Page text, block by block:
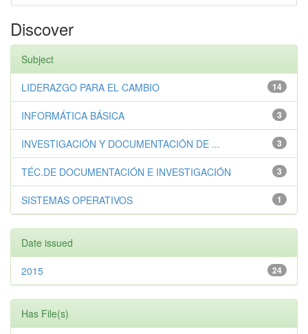
Discover
Subject
14
LIDERAZGO PARA EL CAMBIO
3
INFORMÁTICA BÁSICA
3
INVESTIGACIÓN Y DOCUMENTACIÓN DE ...
3
TÉC.DE DOCUMENTACIÓN E INVESTIGACIÓN
1
SISTEMAS OPERATIVOS
Date issued
24
2015
Has File(s)